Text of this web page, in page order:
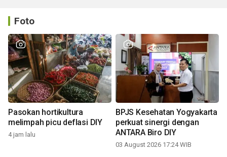
Foto
Pasokan hortikultura
melimpah picu deflasi DIY
4 jam lalu
BPJS Kesehatan Yogyakarta
perkuat sinergi dengan
ANTARA Biro DIY
03 August 2026 17:24 WIB